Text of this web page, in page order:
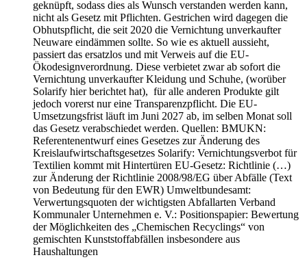
geknüpft, sodass dies als Wunsch verstanden werden kann,
nicht als Gesetz mit Pflichten. Gestrichen wird dagegen die
Obhutspflicht, die seit 2020 die Vernichtung unverkaufter
Neuware eindämmen sollte. So wie es aktuell aussieht,
passiert das ersatzlos und mit Verweis auf die EU-
Ökodesignverordnung. Diese verbietet zwar ab sofort die
Vernichtung unverkaufter Kleidung und Schuhe, (worüber
Solarify hier berichtet hat), für alle anderen Produkte gilt
jedoch vorerst nur eine Transparenzpflicht. Die EU-
Umsetzungsfrist läuft im Juni 2027 ab, im selben Monat soll
das Gesetz verabschiedet werden. Quellen: BMUKN:
Referentenentwurf eines Gesetzes zur Änderung des
Kreislaufwirtschaftsgesetzes Solarify: Vernichtungsverbot für
Textilien kommt mit Hintertüren EU-Gesetz: Richtlinie (…)
zur Änderung der Richtlinie 2008/98/EG über Abfälle (Text
von Bedeutung für den EWR) Umweltbundesamt:
Verwertungsquoten der wichtigsten Abfallarten Verband
Kommunaler Unternehmen e. V.: Positionspapier: Bewertung
der Möglichkeiten des „Chemischen Recyclings“ von
gemischten Kunststoffabfällen insbesondere aus
Haushaltungen